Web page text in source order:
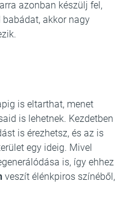
azonban készülj fel,
akkor nagy
is eltarthat, menet
is lehetnek. Kezdetben
is érezhetsz, és az is
egy ideig. Mivel
is, így ehhez
veszít élénkpiros színéből,